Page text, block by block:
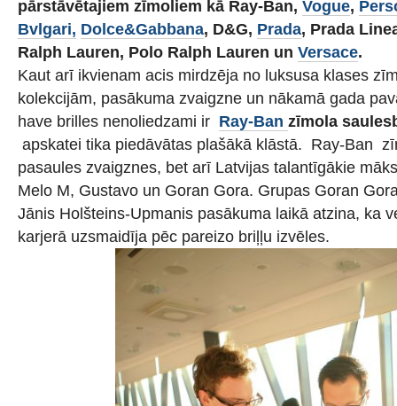
pārstāvētajiem zīmoliem kā Ray-Ban, Vogue,
Bvlgari, Dolce&Gabbana, D&G, Prada, Prada
Ralph Lauren, Polo Ralph Lauren un Versace.
Kaut arī ikvienam acis mirdzēja no luksusa klases
kolekcijām, pasākuma zvaigzne un nākamā gada
have brilles nenoliedzami ir Ray-Ban zīmola
apskatei tika piedāvātas plašākā klāstā. Ray-Ban
pasaules zvaigznes, bet arī Latvijas talantīgākie
Melo M, Gustavo un Goran Gora. Grupas Goran
Jānis Holšteins-Upmanis pasākuma laikā atzina, ka
karjerā uzsmaidīja pēc pareizo briļļu izvēles.